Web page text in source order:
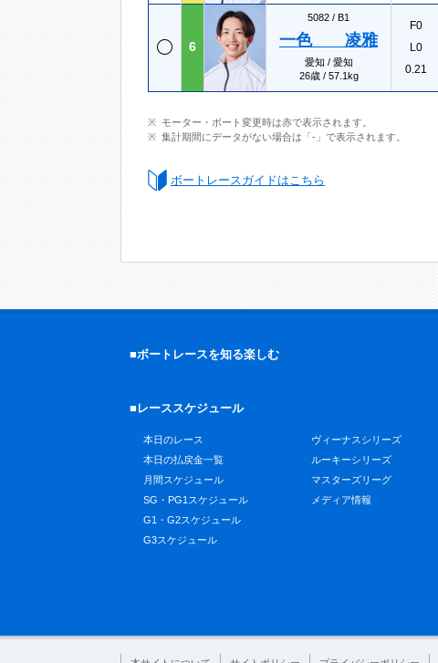
6
5082 / B1
一色 凌雅
愛知 / 愛知
26歳 / 57.1kg
F0
L0
0.21
モーター・ボート変更時は赤で表示されます。
集計期間にデータがない場合は「-」で表示されます。
ボートレースガイドはこちら
■ボートレースを知る楽しむ
■レーススケジュール
本日のレース
本日の払戻金一覧
月間スケジュール
SG・PG1スケジュール
G1・G2スケジュール
G3スケジュール
ヴィーナスシリーズ
ルーキーシリーズ
マスターズリーグ
メディア情報